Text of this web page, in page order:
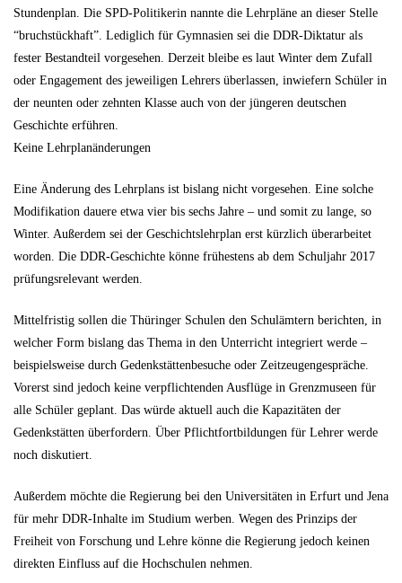
Stundenplan. Die SPD-Politikerin nannte die Lehrpläne an dieser Stelle
“bruchstückhaft”. Lediglich für Gymnasien sei die DDR-Diktatur als
fester Bestandteil vorgesehen. Derzeit bleibe es laut Winter dem Zufall
oder Engagement des jeweiligen Lehrers überlassen, inwiefern Schüler in
der neunten oder zehnten Klasse auch von der jüngeren deutschen
Geschichte erführen.
Keine Lehrplanänderungen
Eine Änderung des Lehrplans ist bislang nicht vorgesehen. Eine solche
Modifikation dauere etwa vier bis sechs Jahre – und somit zu lange, so
Winter. Außerdem sei der Geschichtslehrplan erst kürzlich überarbeitet
worden. Die DDR-Geschichte könne frühestens ab dem Schuljahr 2017
prüfungsrelevant werden.
Mittelfristig sollen die Thüringer Schulen den Schulämtern berichten, in
welcher Form bislang das Thema in den Unterricht integriert werde –
beispielsweise durch Gedenkstättenbesuche oder Zeitzeugengespräche.
Vorerst sind jedoch keine verpflichtenden Ausflüge in Grenzmuseen für
alle Schüler geplant. Das würde aktuell auch die Kapazitäten der
Gedenkstätten überfordern. Über Pflichtfortbildungen für Lehrer werde
noch diskutiert.
Außerdem möchte die Regierung bei den Universitäten in Erfurt und Jena
für mehr DDR-Inhalte im Studium werben. Wegen des Prinzips der
Freiheit von Forschung und Lehre könne die Regierung jedoch keinen
direkten Einfluss auf die Hochschulen nehmen.